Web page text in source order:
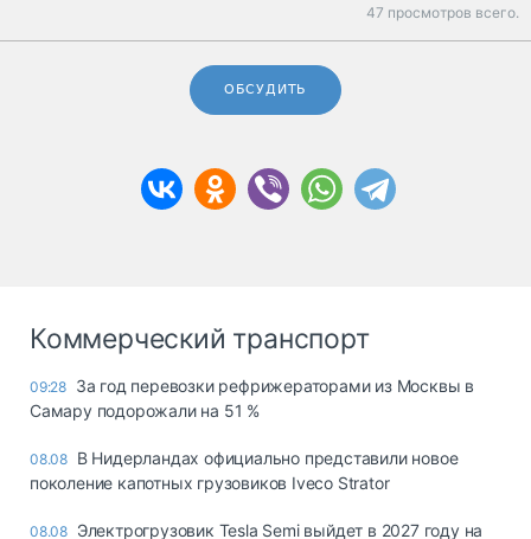
47 просмотров всего.
ОБСУДИТЬ
Коммерческий транспорт
09:28 За год перевозки рефрижераторами из Москвы в
Самару подорожали на 51 %
08.08 В Нидерландах официально представили новое
поколение капотных грузовиков Iveco Strator
08.08 Электрогрузовик Tesla Semi выйдет в 2027 году на